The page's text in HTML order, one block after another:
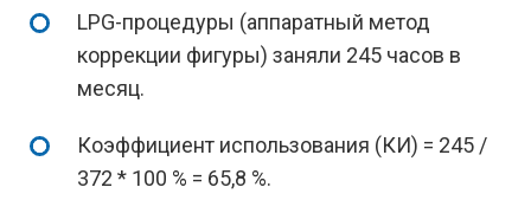
LPG-процедуры (аппаратный метод
коррекции фигуры) заняли 245 часов в
месяц.
Коэффициент использования (КИ) = 245 /
372 * 100 % = 65,8 %.